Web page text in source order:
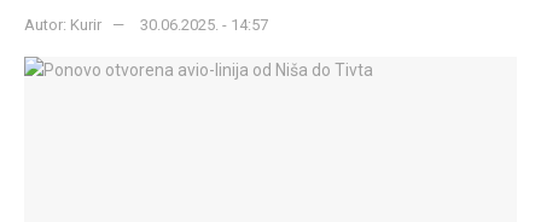
Autor: Kurir 30.06.2025. - 14:57